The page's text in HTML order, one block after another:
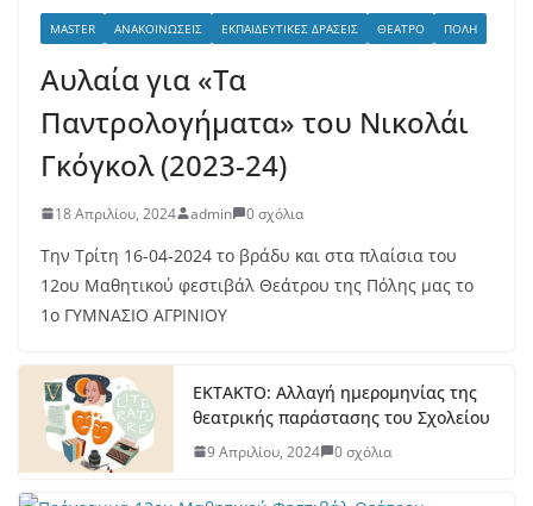
MASTER ΑΝΑΚΟΙΝΏΣΕΙΣ ΕΚΠΑΙΔΕΥΤΙΚΈΣ ΔΡΆΣΕΙΣ ΘΈΑΤΡΟ ΠΌΛΗ
Αυλαία για «Τα
Παντρολογήματα» του Νικολάι
Γκόγκολ (2023-24)
18 Απριλίου, 2024 admin 0 σχόλια
Την Τρίτη 16-04-2024 το βράδυ και στα πλαίσια του
12ου Μαθητικού φεστιβάλ Θεάτρου της Πόλης μας το
1ο ΓΥΜΝΑΣΙΟ ΑΓΡΙΝΙΟΥ
ΕΚΤΑΚΤΟ: Αλλαγή ημερομηνίας της
θεατρικής παράστασης του Σχολείου
9 Απριλίου, 2024 0 σχόλια